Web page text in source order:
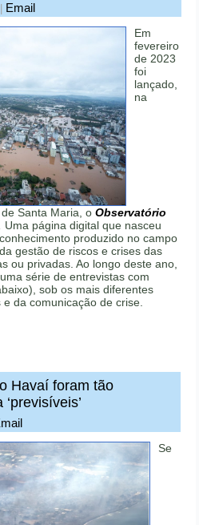
Email
Em
fevereiro
de 2023
foi
lançado,
na
de Santa Maria, oObservatório
Uma página digital que nasceu
produzido no campo
gestão de riscos e crises das
ou privadas. Ao longo deste ano,
série de entrevistas com
sob os mais diferentes
da comunicação de crise.
Havaí foram tão
Se